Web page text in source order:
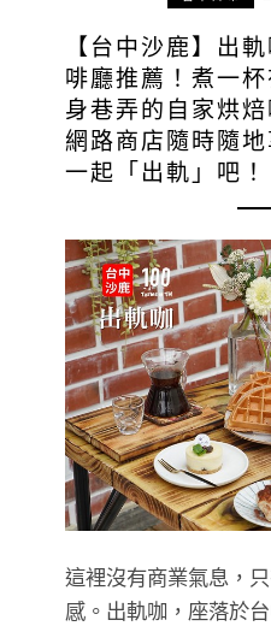
【台中沙鹿】出
啡廳推薦！煮一
身巷弄的自家烘
網路商店隨時隨
一起「出軌」吧！
這裡沒有商業氣息，
感。出軌咖，座落於